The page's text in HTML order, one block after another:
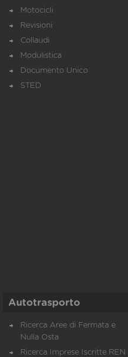
Motocicli
Revisioni
Collaudi
Modulistica
Documento Unico
STED
Autotrasporto
Ricerca Aree di Fermata e
Nulla Osta
Ricerca Imprese Iscritte REN